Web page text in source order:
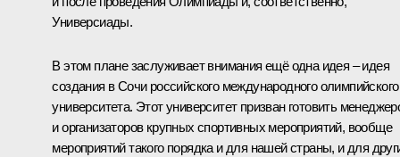
Универсиады.
В этом плане заслуживает внимания ещё одна идея – идея
создания в Сочи российского международного олимпийского
университета. Этот университет призван готовить
и организаторов крупных спортивных мероприятий, вообще
мероприятий такого порядка и для нашей страны, и для